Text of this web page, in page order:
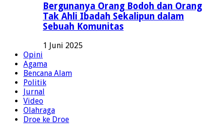
Bergunanya Orang Bodoh dan Orang
Tak Ahli Ibadah Sekalipun dalam
Sebuah Komunitas
1 Juni 2025
Opini
Agama
Bencana Alam
Politik
Jurnal
Video
Olahraga
Droe ke Droe